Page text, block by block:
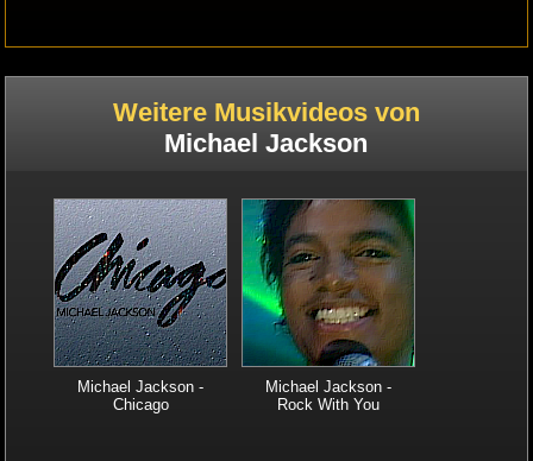
Weitere Musikvideos von
Michael Jackson
Michael Jackson -
Chicago
Michael Jackson -
Rock With You